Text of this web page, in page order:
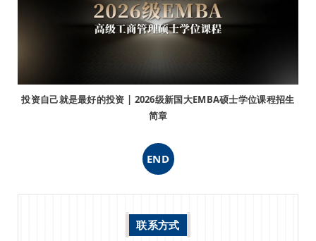
投资自己就是最好的投资 | 2026级新国大EMBA硕士学位课程招生
简章
END
联系方式